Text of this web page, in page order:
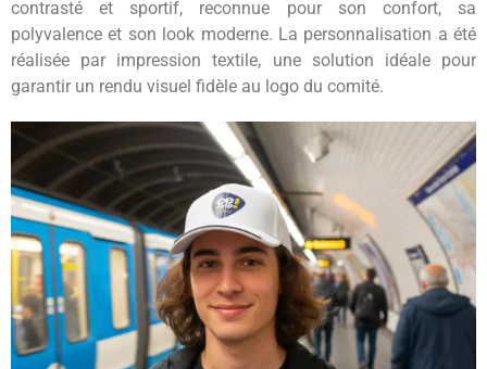
contrasté et sportif, reconnue pour son confort, sa
polyvalence et son look moderne. La personnalisation a été
réalisée par impression textile, une solution idéale pour
garantir un rendu visuel fidèle au logo du comité.